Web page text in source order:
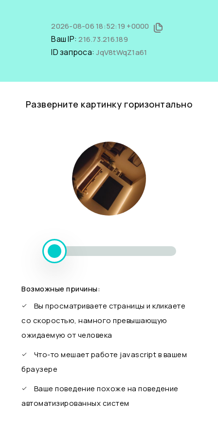
2026-08-06 18:52:19 +0000
Ваш IP:216.73.216.189
ID запроса:JqV8tWqZ1a61
Разверните картинку горизонтально
Возможные причины:
Вы просматриваете страницы и кликаете
со скоростью, намного превышающую
ожидаемую от человека
Что-то мешает работе javascript в вашем
браузере
Ваше поведение похоже на поведение
автоматизированных систем